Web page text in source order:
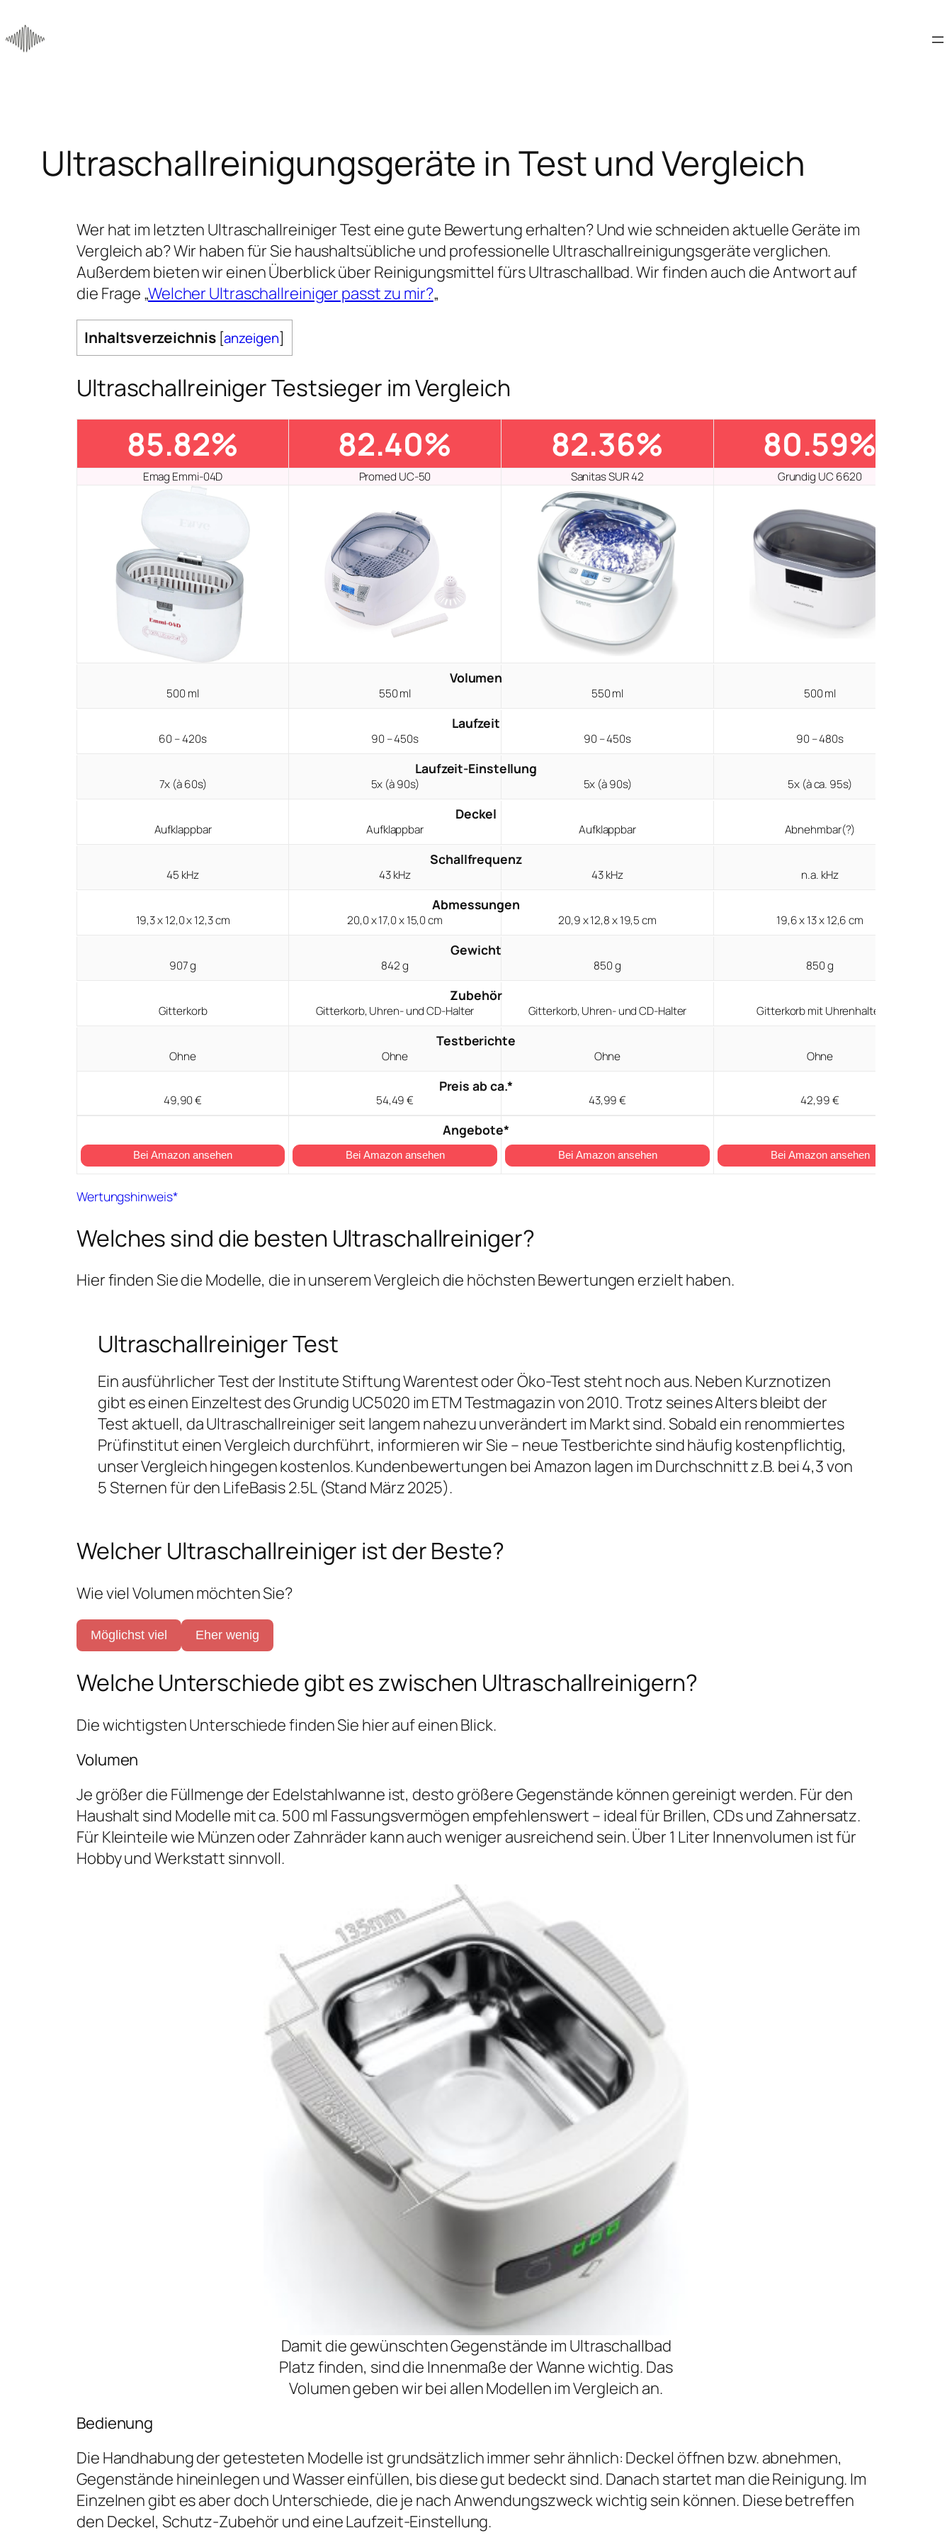
Inhalt
springen
Ultraschallreinigungsgeräte in Test und Vergleich
Wer hat im letzten Ultraschallreiniger Test eine gute Bewertung erhalten? Und wie schneiden aktuelle Geräte im
Vergleich ab? Wir haben für Sie haushaltsübliche und professionelle Ultraschallreinigungsgeräte verglichen.
Außerdem bieten wir einen Überblick über Reinigungsmittel fürs Ultraschallbad. Wir finden auch die Antwort auf
die Frage „Welcher Ultraschallreiniger passt zu mir?„
Inhaltsverzeichnis [anzeigen]
Ultraschallreiniger Testsieger im Vergleich
85.82% 82.40% 82.36% 80.59%
Emag Emmi-04D Promed UC-50 Sanitas SUR 42 Grundig UC 6620
Volumen
500 ml 550 ml 550 ml 500 ml
Laufzeit
60 – 420s 90 – 450s 90 – 450s 90 – 480s
Laufzeit-Einstellung
7x (à 60s) 5x (à 90s) 5x (à 90s) 5x (à ca. 95s)
Deckel
Aufklappbar Aufklappbar Aufklappbar Abnehmbar(?)
Schallfrequenz
45 kHz 43 kHz 43 kHz n.a. kHz
Abmessungen
19,3 x 12,0 x 12,3 cm 20,0 x 17,0 x 15,0 cm 20,9 x 12,8 x 19,5 cm 19,6 x 13 x 12,6 cm
Gewicht
907 g 842 g 850 g 850 g
Zubehör
Gitterkorb Gitterkorb, Uhren- und CD-Halter Gitterkorb, Uhren- und CD-Halter Gitterkorb mit Uhrenhalter
Testberichte
Ohne Ohne Ohne Ohne
Preis ab ca.*
49,90 € 54,49 € 43,99 € 42,99 €
Angebote*
Bei Amazon ansehen Bei Amazon ansehen Bei Amazon ansehen Bei Amazon ansehen
Wertungshinweis*
Welches sind die besten Ultraschallreiniger?
Hier finden Sie die Modelle, die in unserem Vergleich die höchsten Bewertungen erzielt haben.
Ultraschallreiniger Test
Ein ausführlicher Test der Institute Stiftung Warentest oder Öko-Test steht noch aus. Neben Kurznotizen
gibt es einen Einzeltest des Grundig UC5020 im ETM Testmagazin von 2010. Trotz seines Alters bleibt der
Test aktuell, da Ultraschallreiniger seit langem nahezu unverändert im Markt sind. Sobald ein renommiertes
Prüfinstitut einen Vergleich durchführt, informieren wir Sie – neue Testberichte sind häufig kostenpflichtig,
unser Vergleich hingegen kostenlos. Kundenbewertungen bei Amazon lagen im Durchschnitt z.B. bei 4,3 von
5 Sternen für den LifeBasis 2.5L (Stand März 2025).
Welcher Ultraschallreiniger ist der Beste?
Wie viel Volumen möchten Sie?
Möglichst viel Eher wenig
Welche Unterschiede gibt es zwischen Ultraschallreinigern?
Die wichtigsten Unterschiede finden Sie hier auf einen Blick.
Volumen
Je größer die Füllmenge der Edelstahlwanne ist, desto größere Gegenstände können gereinigt werden. Für den
Haushalt sind Modelle mit ca. 500 ml Fassungsvermögen empfehlenswert – ideal für Brillen, CDs und Zahnersatz.
Für Kleinteile wie Münzen oder Zahnräder kann auch weniger ausreichend sein. Über 1 Liter Innenvolumen ist für
Hobby und Werkstatt sinnvoll.
Damit die gewünschten Gegenstände im Ultraschallbad
Platz finden, sind die Innenmaße der Wanne wichtig. Das
Volumen geben wir bei allen Modellen im Vergleich an.
Bedienung
Die Handhabung der getesteten Modelle ist grundsätzlich immer sehr ähnlich: Deckel öffnen bzw. abnehmen,
Gegenstände hineinlegen und Wasser einfüllen, bis diese gut bedeckt sind. Danach startet man die Reinigung. Im
Einzelnen gibt es aber doch Unterschiede, die je nach Anwendungszweck wichtig sein können. Diese betreffen
den Deckel, Schutz-Zubehör und eine Laufzeit-Einstellung.